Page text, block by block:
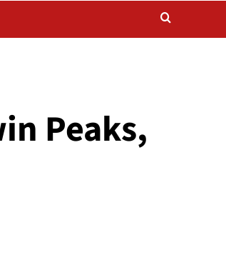
Peaks,